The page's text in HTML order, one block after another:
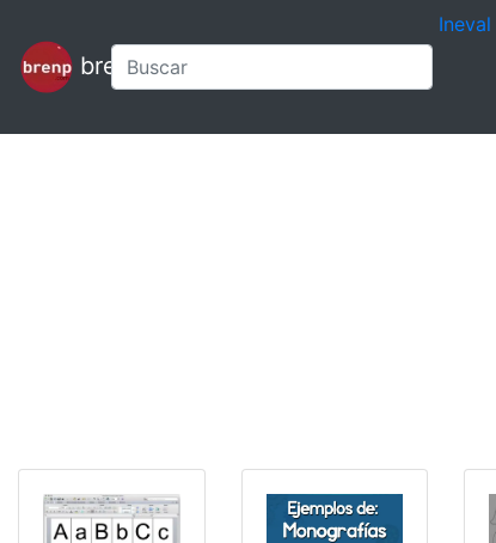
brenp
Ineval